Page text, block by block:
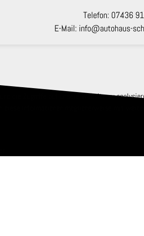
Telefon: 07436
E-Mail: info@autohaus-
die Zugriffe auf unsere Website zu
diese Informationen möglicherweise mit